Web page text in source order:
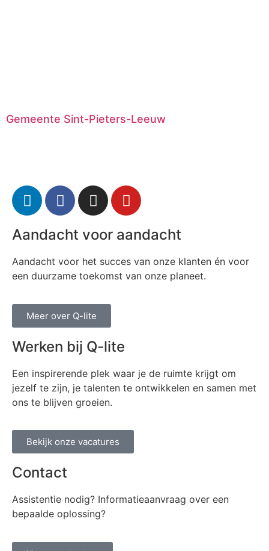
Gemeente Sint-Pieters-Leeuw
Aandacht voor aandacht
Aandacht voor het succes van onze klanten én voor
een duurzame toekomst van onze planeet.
Meer over Q-lite
Werken bij Q-lite
Een inspirerende plek waar je de ruimte krijgt om
jezelf te zijn, je talenten te ontwikkelen en samen met
ons te blijven groeien.
Bekijk onze vacatures
Contact
Assistentie nodig? Informatieaanvraag over een
bepaalde oplossing?